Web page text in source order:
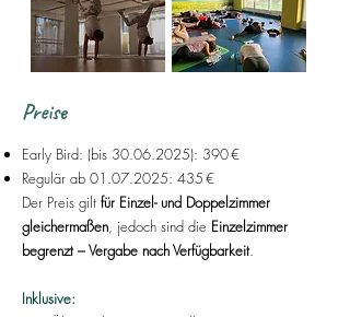
Preise
Early Bird: (bis 30.06.2025): 390 €
Regulär ab 01.07.2025: 435 €
Der Preis gilt für Einzel- und Doppelzimmer
gleichermaßen, jedoch sind die Einzelzimmer
begrenzt – Vergabe nach Verfügbarkeit.
Inklusive: